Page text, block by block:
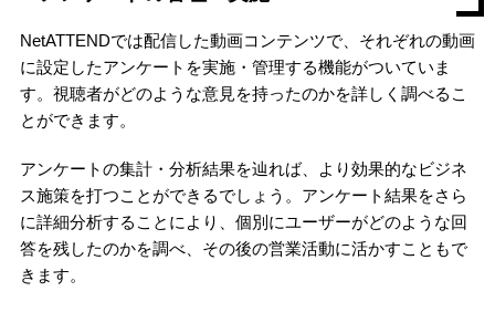
NetATTENDでは配信した動画コンテンツで、それぞれの動画
に設定したアンケートを実施・管理する機能がついていま
す。視聴者がどのような意見を持ったのかを詳しく調べるこ
とができます。
アンケートの集計・分析結果を辿れば、より効果的なビジネ
ス施策を打つことができるでしょう。アンケート結果をさら
に詳細分析することにより、個別にユーザーがどのような回
答を残したのかを調べ、その後の営業活動に活かすこともで
きます。